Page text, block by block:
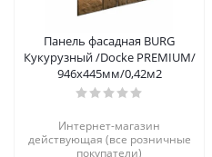
Панель фасадная BURG
Кукурузный /Docke PREMIUM/
946х445мм/0,42м2
Интернет-магазин
действующая (все розничные
покупатели)